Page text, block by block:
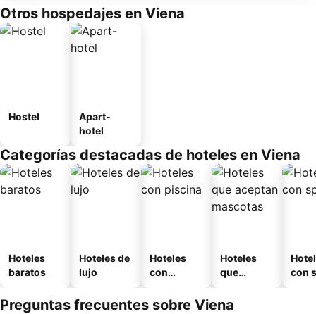
Otros hospedajes en Viena
Hostel
Apart-
hotel
Categorías destacadas de hoteles en Viena
Hoteles
baratos
Hoteles de
lujo
Hoteles
con
Hoteles
que
mascotas
con
Preguntas frecuentes sobre Viena